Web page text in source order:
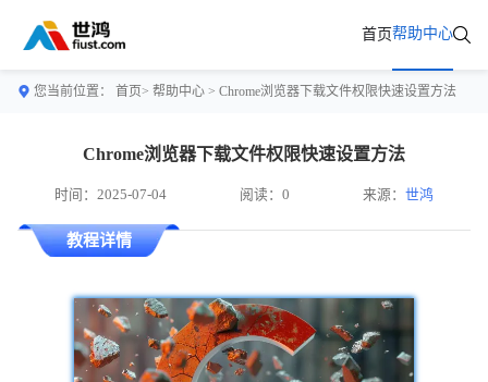
首页帮助中心
您当前位置： 首页> 帮助中心 > Chrome浏览器下载文件权限快速设置方法
Chrome浏览器下载文件权限快速设置方法
时间：2025-07-04 阅读：0 来源：世鸿
教程详情